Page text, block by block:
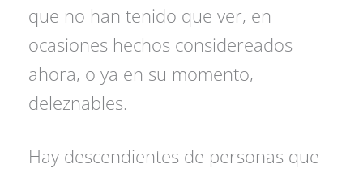
que no han tenido que ver, en
ocasiones hechos considereados
ahora, o ya en su momento,
deleznables.
Hay descendientes de personas que